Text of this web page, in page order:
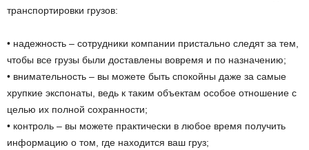
транспортировки грузов:
• надежность – сотрудники компании пристально следят за тем,
чтобы все грузы были доставлены вовремя и по назначению;
• внимательность – вы можете быть спокойны даже за самые
хрупкие экспонаты, ведь к таким объектам особое отношение с
целью их полной сохранности;
• контроль – вы можете практически в любое время получить
информацию о том, где находится ваш груз;